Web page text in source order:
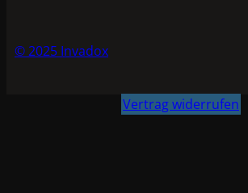
© 2025 Invadox
Vertrag widerrufen